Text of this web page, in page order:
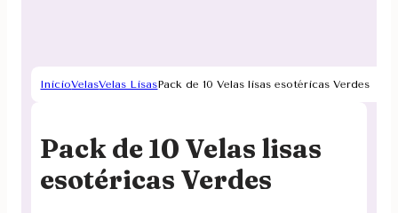
InicioVelasVelas LisasPack de 10 Velas lisas esotéricas Verdes
Pack de 10 Velas lisas
esotéricas Verdes